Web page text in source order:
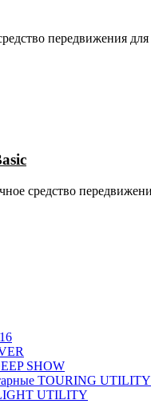
передвижения
средство
SHOW
TOURING UTILITY
UTILITY